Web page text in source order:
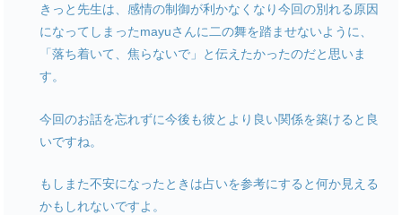
きっと先生は、感情の制御が利かなくなり今回の別れる原因
になってしまったmayuさんに二の舞を踏ませないように、
「落ち着いて、焦らないで」と伝えたかったのだと思いま
す。
今回のお話を忘れずに今後も彼とより良い関係を築けると良
いですね。
もしまた不安になったときは占いを参考にすると何か見える
かもしれないですよ。